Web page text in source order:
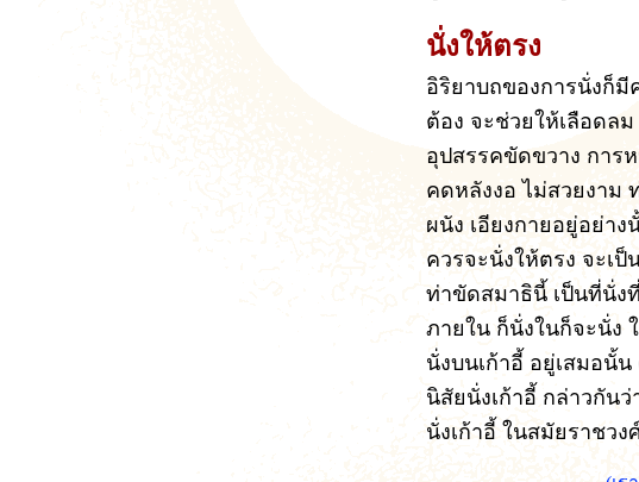
นั่งให้ตรง
อิริยาบถของการนั่งก็
ต้อง จะช่วยให้เลือดล
อุปสรรคขัดขวาง การ
คดหลังงอ ไม่สวยงาม
ผนัง เอียงกายอยู่อย่าง
ควรจะนั่งให้ตรง จะเ
ท่าขัดสมาธินี้ เป็นที่นั่ง
ภายใน ก็นั่งในก็จะนั่ง
นั่งบนเก้าอี้ อยู่เสมอนั้
นิสัยนั่งเก้าอี้ กล่าวกัน
นั่งเก้าอี้ ในสมัยราชวง